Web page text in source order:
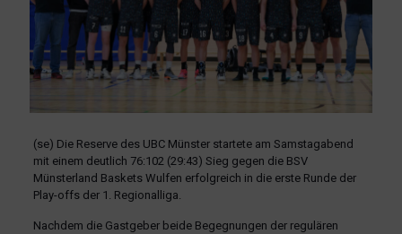
(se) Die Reserve des UBC Münster startete am Samstagabend
mit einem deutlich 76:102 (29:43) Sieg gegen die BSV
Münsterland Baskets Wulfen erfolgreich in die erste Runde der
Play-offs der 1. Regionalliga.
Nachdem die Gastgeber beide Begegnungen der regulären